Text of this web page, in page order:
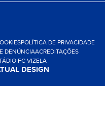
POLÍTICA DE PRIVACIDADE
DENÚNCIAACREDITAÇÕES
FC VIZELA
DESIGN